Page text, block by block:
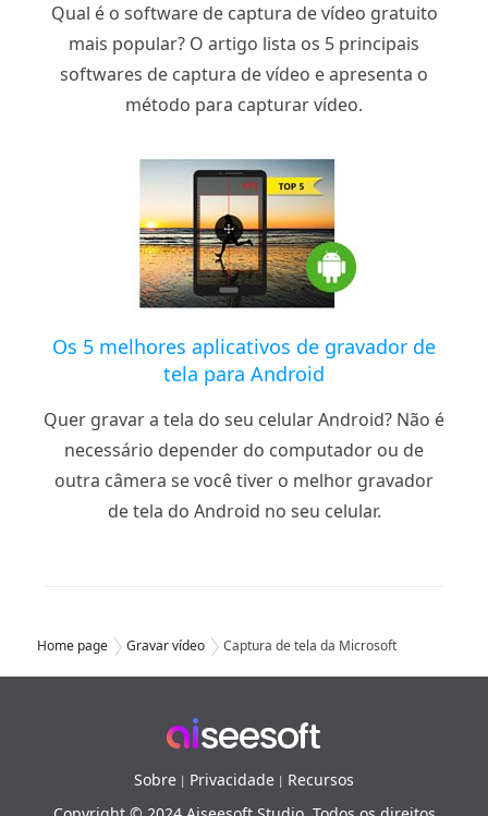
Qual é o software de captura de vídeo gratuito
mais popular? O artigo lista os 5 principais
softwares de captura de vídeo e apresenta o
método para capturar vídeo.
Os 5 melhores aplicativos de gravador de
tela para Android
Quer gravar a tela do seu celular Android? Não é
necessário depender do computador ou de
outra câmera se você tiver o melhor gravador
de tela do Android no seu celular.
Home page Gravar vídeo Captura de tela da Microsoft
Sobre | Privacidade | Recursos